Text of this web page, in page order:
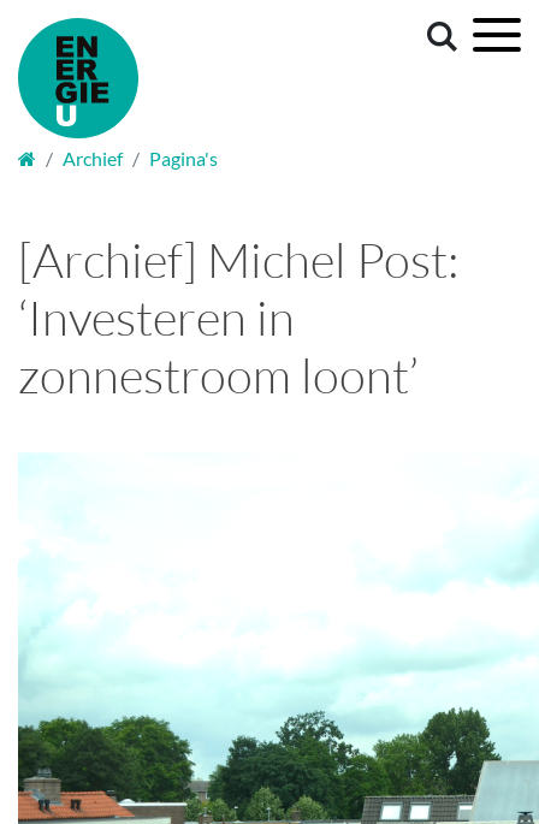
Welkom
Archief Pagina's
[Archief] Michel Post:
‘Investeren in
zonnestroom loont’